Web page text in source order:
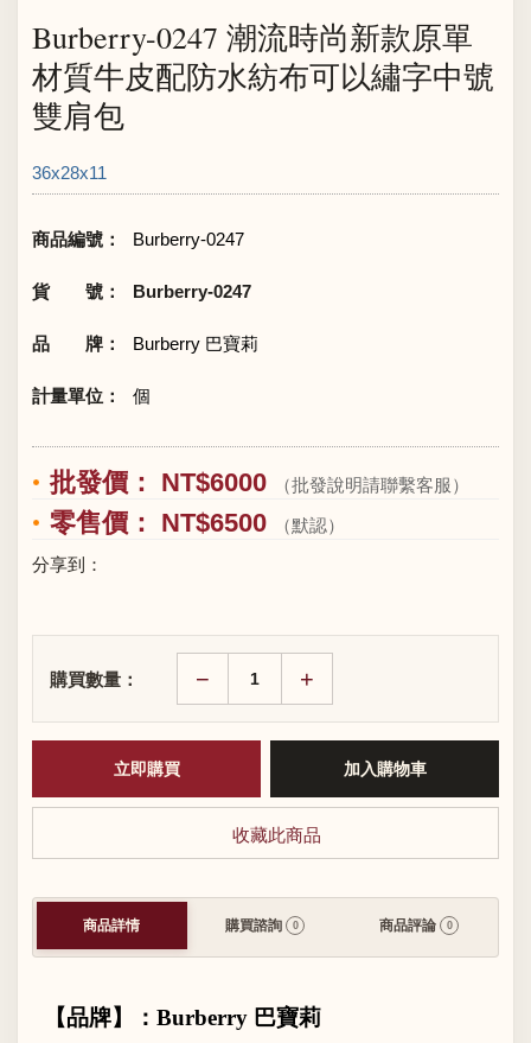
Burberry-0247 潮流時尚新款原單
材質牛皮配防水紡布可以繡字中號
雙肩包
36x28x11
商品編號： Burberry-0247
貨 號： Burberry-0247
品 牌： Burberry 巴寶莉
計量單位： 個
批發價： NT$6000 （批發說明請聯繫客服）
零售價： NT$6500
（默認）
分享到：
購買數量： +
−
收藏此商品
商品詳情 購買諮詢 0 商品評論 0
【品牌】： Burberry 巴寶莉